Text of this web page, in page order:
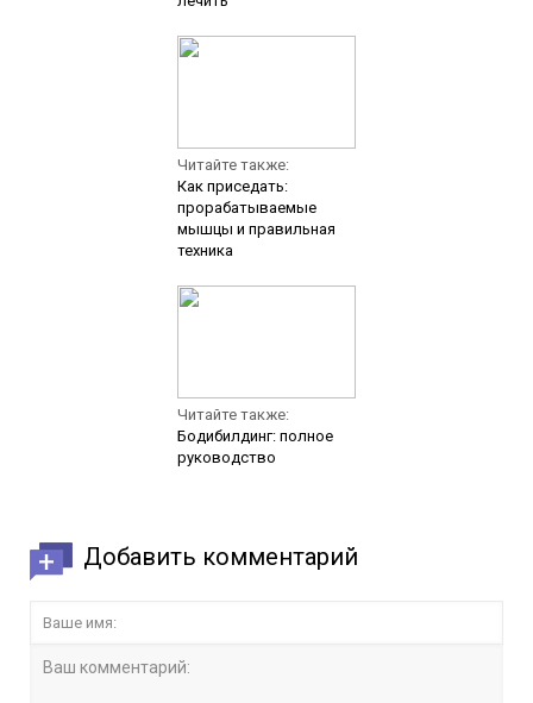
Читайте также:
Как приседать:
прорабатываемые
мышцы и правильная
техника
Читайте также:
Бодибилдинг: полное
руководство
Добавить комментарий